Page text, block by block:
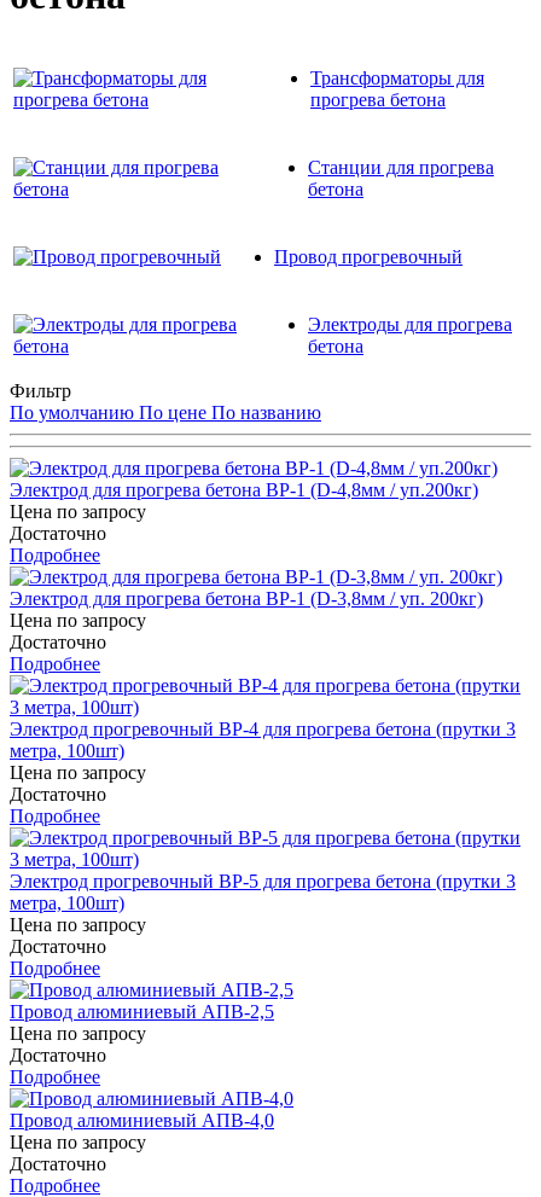
Трансформаторы для
прогрева бетона
Станции для прогрева
бетона
Провод прогревочный
Электроды для прогрева
бетона
Фильтр
По умолчанию По цене По названию
Электрод для прогрева бетона ВР-1 (D-4,8мм / уп.200кг)
Цена по запросу
Достаточно
Подробнее
Электрод для прогрева бетона ВР-1 (D-3,8мм / уп. 200кг)
Цена по запросу
Достаточно
Подробнее
Электрод прогревочный ВР-4 для прогрева бетона (прутки 3
метра, 100шт)
Цена по запросу
Достаточно
Подробнее
Электрод прогревочный ВР-5 для прогрева бетона (прутки 3
метра, 100шт)
Цена по запросу
Достаточно
Подробнее
Провод алюминиевый АПВ-2,5
Цена по запросу
Достаточно
Подробнее
Провод алюминиевый АПВ-4,0
Цена по запросу
Достаточно
Подробнее